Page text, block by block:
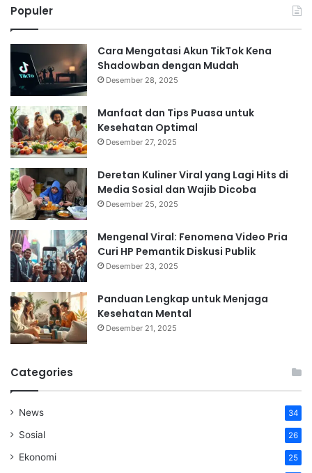
Populer
Cara Mengatasi Akun TikTok Kena
Shadowban dengan Mudah
Desember 28, 2025
Manfaat dan Tips Puasa untuk
Kesehatan Optimal
Desember 27, 2025
Deretan Kuliner Viral yang Lagi Hits di
Media Sosial dan Wajib Dicoba
Desember 25, 2025
Mengenal Viral: Fenomena Video Pria
Curi HP Pemantik Diskusi Publik
Desember 23, 2025
Panduan Lengkap untuk Menjaga
Kesehatan Mental
Desember 21, 2025
Categories
News 34
Sosial 26
Ekonomi 25